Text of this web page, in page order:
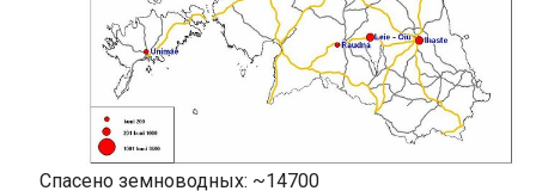
Спасено земноводных: ~14700